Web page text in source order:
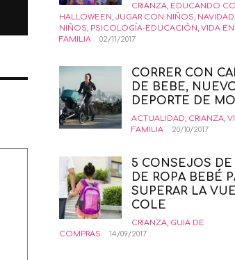
CRIANZA EDUCANDO
HALLOWEEN JUGAR CON NIÑOS NAVIDAD
NIÑOS PSICOLOGÍA-EDUCACIÓN VIDA EN
FAMILIA
02/11/2017
CORRER CON
DE BEBE,
DEPORTE DE
ACTUALIDAD CRIANZA
FAMILIA
20/10/2017
5 CONSEJOS DE
DE ROPA BEBÉ
SUPERAR LA
COLE
CRIANZA GUIA DE
COMPRAS
14/09/2017